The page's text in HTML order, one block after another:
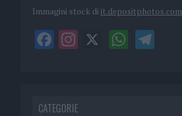
Immagini stock di it.depositphotos.com
CATEGORIE